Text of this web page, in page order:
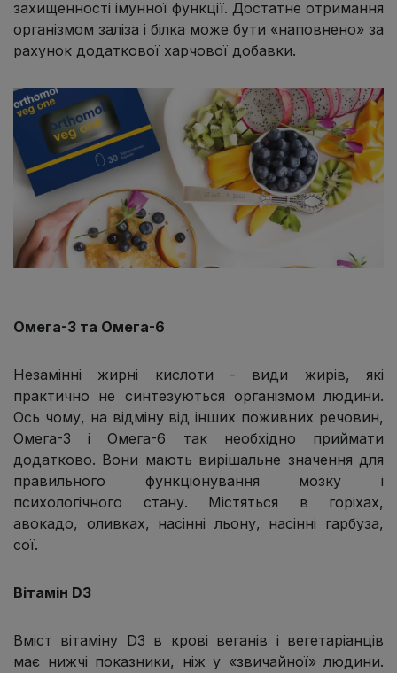
захищенності імунної функції. Достатне отримання
організмом заліза і білка може бути «наповнено» за
рахунок додаткової харчової добавки.
Омега-3 та Омега-6
Незамінні жирні кислоти - види жирів, які
практично не синтезуються організмом людини.
Ось чому, на відміну від інших поживних речовин,
Омега-3 і Омега-6 так необхідно приймати
додатково. Вони мають вирішальне значення для
правильного функціонування мозку і
психологічного стану. Містяться в горіхах,
авокадо, оливках, насінні льону, насінні гарбуза,
сої.
Вітамін D3
Вміст вітаміну D3 в крові веганів і вегетаріанців
має нижчі показники, ніж у «звичайної» людини.